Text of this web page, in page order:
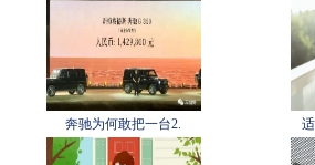
奔驰为何敢把一台2.